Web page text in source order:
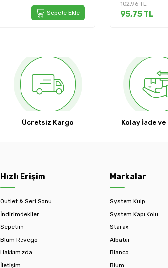
Sepete Ekle
102,96TL
95,75 TL
Ücretsiz Kargo Kolay İade ve
Hızlı Erişim
Outlet & Seri Sonu
İndirimdekiler
Sepetim
Blum Revego
Hakkımızda
İletişim
Markalar
System Kulp
System Kapı Kolu
Starax
Albatur
Blanco
Blum